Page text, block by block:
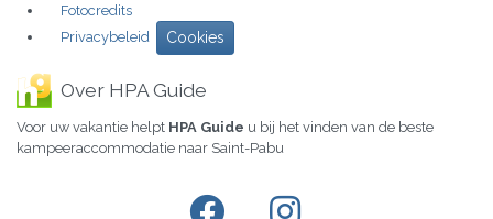
Fotocredits
Privacybeleid
Cookies
Over HPA Guide
Voor uw vakantie helpt HPA Guide u bij het vinden van de beste
kampeeraccommodatie naar Saint-Pabu